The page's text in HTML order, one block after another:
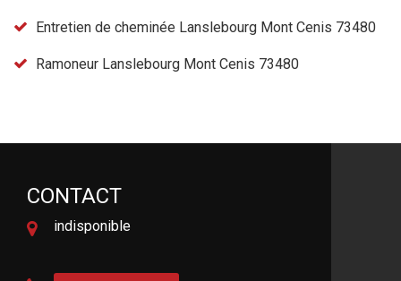
Entretien de cheminée Lanslebourg Mont Cenis 73480
Ramoneur Lanslebourg Mont Cenis 73480
CONTACT
indisponible